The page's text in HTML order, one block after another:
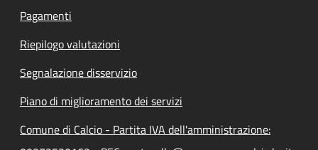
Pagamenti
Riepilogo valutazioni
Segnalazione disservizio
Piano di miglioramento dei servizi
Comune di Calcio - Partita IVA dell'amministrazione: